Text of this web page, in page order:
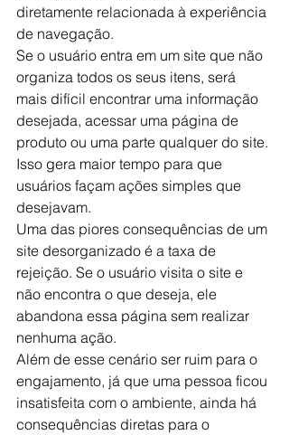
diretamente relacionada à experiência
de navegação.
Se o usuário entra em um site que não
organiza todos os seus itens, será
mais difícil encontrar uma informação
desejada, acessar uma página de
produto ou uma parte qualquer do site.
Isso gera maior tempo para que
usuários façam ações simples que
desejavam.
Uma das piores consequências de um
site desorganizado é a taxa de
rejeição. Se o usuário visita o site e
não encontra o que deseja, ele
abandona essa página sem realizar
nenhuma ação.
Além de esse cenário ser ruim para o
engajamento, já que uma pessoa ficou
insatisfeita com o ambiente, ainda há
consequências diretas para o